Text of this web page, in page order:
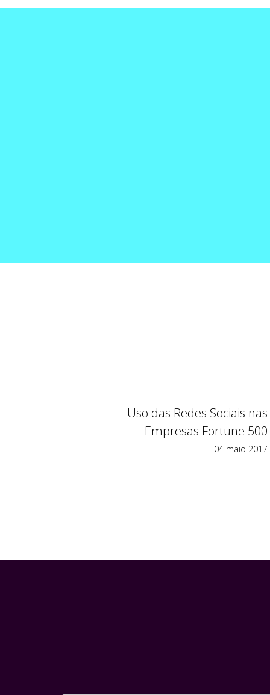
Uso das Redes Sociais nas
Empresas Fortune 500
04 maio 2017